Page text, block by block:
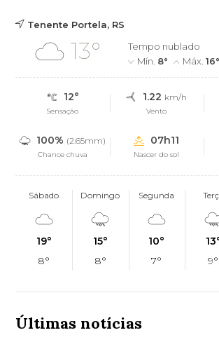
Tenente Portela, RS
13°
Tempo nublado
Mín. 8° Máx.16°
12°
Sensação
1.22 km/h
Vento
100% (2.65mm)
Chance chuva
07h11
Nascer do sol
Sábado
19°
8°
Domingo
15°
8°
Segunda
10°
7°
9°
Últimas notícias